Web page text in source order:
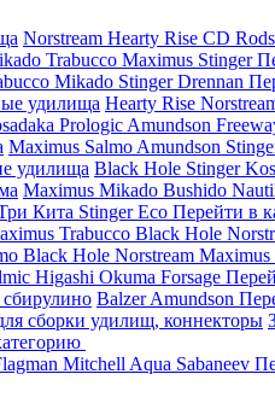
Norstream Hearty Rise CD Rods
Trabucco Maximus Stinger
Mikado StingerDrennan
удилища Hearty Rise
Prologic Amundson
Maximus Salmo Amundson
удилища Black Hole Stinger
Maximus Mikado Bushido
Кита StingerEco Перейти в
Trabucco Black Hole
Black Hole Norstream Maximus
Higashi Okuma Forsage
BalzerAmundson
сборки удилищ, коннекторы
Mitchell Aqua Sabaneev